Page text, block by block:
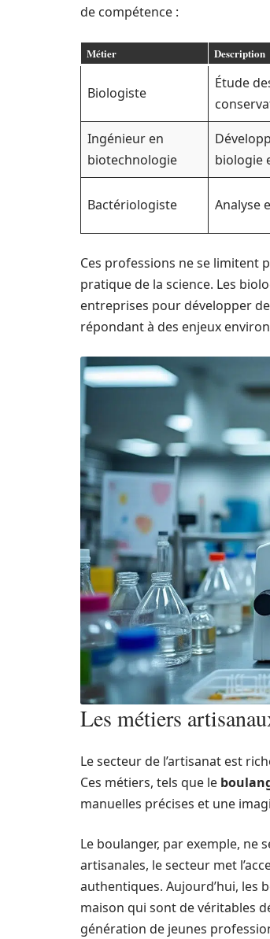
de compétence :
Métier Description
Biologiste
Étude
Ingénieur en
biotechnologie
biologie
Bactériologiste Analyse
Ces professions ne se limitent
pratique de la science. Les
entreprises pour développer
répondant à des enjeux
Les métiers
Le secteur de l’artisanat est
Ces métiers, tels que le
manuelles précises et une
Le boulanger, par exemple, ne
artisanales, le secteur met
authentiques. Aujourd’hui, les
maison qui sont de véritables
génération de jeunes